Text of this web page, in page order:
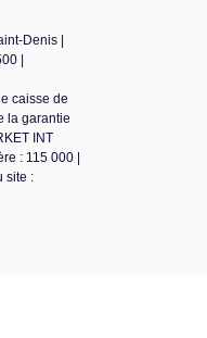
Denis |
|
caisse de
la garantie
INT
: 115 000 |
site :